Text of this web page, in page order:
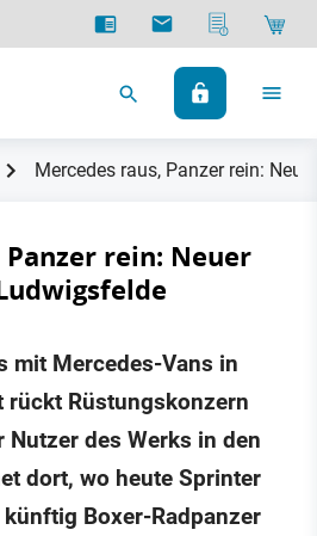
Mercedes raus, Panzer rein:
rein: Neuer
mit Mercedes-Vans in
Rüstungskonzern
Nutzer des Werks in den
dort, wo heute Sprinter
Boxer-Radpanzer